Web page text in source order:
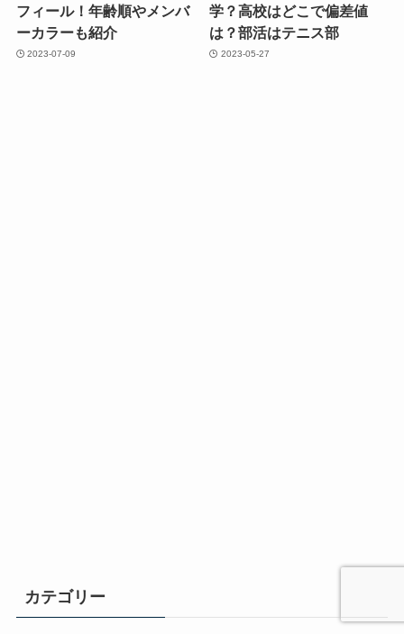
フィール！年齢順やメンバ
ーカラーも紹介
2023-07-09
学？高校はどこで偏差値
は？部活はテニス部
2023-05-27
カテゴリー